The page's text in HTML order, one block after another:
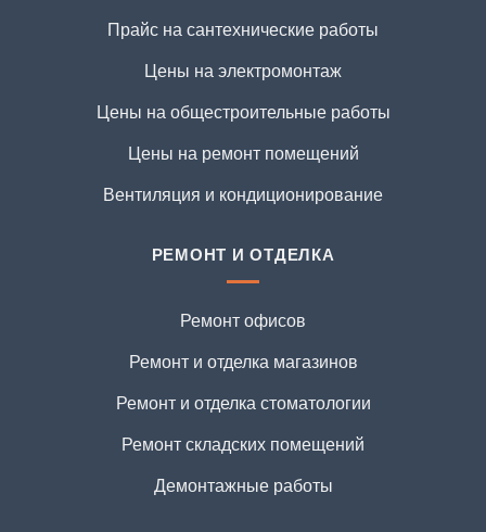
Прайс на сантехнические работы
Цены на электромонтаж
Цены на общестроительные работы
Цены на ремонт помещений
Вентиляция и кондиционирование
РЕМОНТ И ОТДЕЛКА
Ремонт офисов
Ремонт и отделка магазинов
Ремонт и отделка стоматологии
Ремонт складских помещений
Демонтажные работы